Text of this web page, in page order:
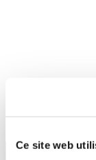
Ce site web